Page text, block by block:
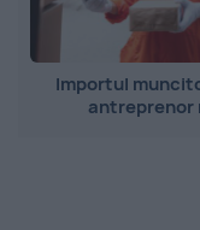
Importul
antreprenor